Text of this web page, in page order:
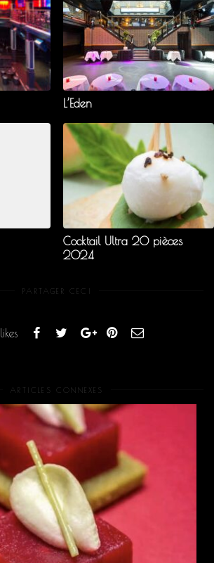
L’Eden
Cocktail Ultra 20 pièces
2024
PARTAGER CECI
likes
ARTICLES CONNEXES